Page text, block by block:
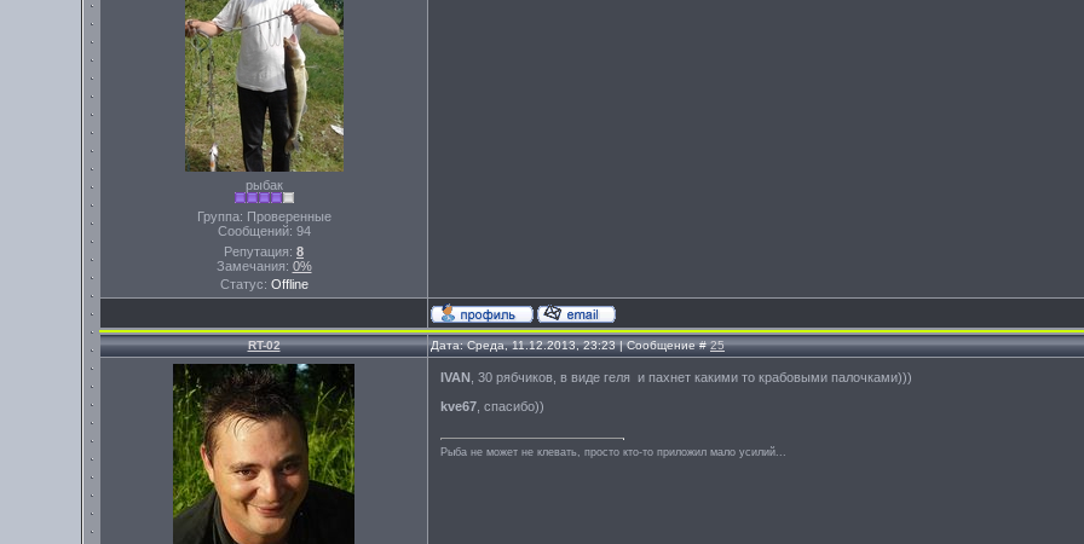
рыбак
Группа: Проверенные
Сообщений: 94
Репутация: 8
Замечания: 0%
Статус: Offline
RT-02 Дата: Среда, 11.12.2013, 23:23 | Сообщение #25
IVAN , 30 рябчиков, в виде геля и пахнет какими то крабовыми палочками)))
kve67 , спасибо))
Рыба не может не клевать, просто кто-то приложил мало усилий...